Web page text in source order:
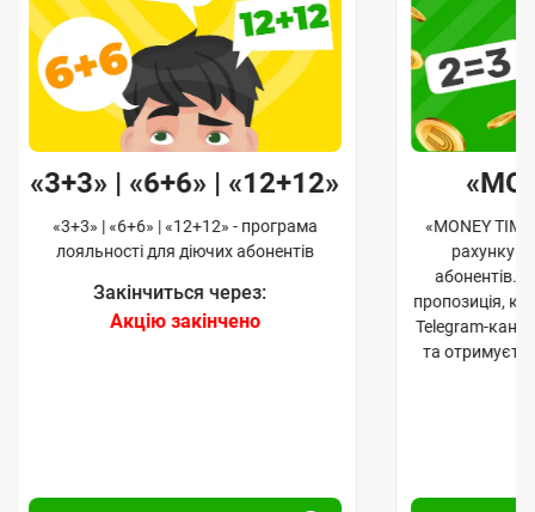
«3+3» | «6+6» | «12+12»
«3+3» | «6+6» | «12+12» - програма
лояльності для діючих абонентів
Закінчиться через:
Акцію закінчено
«MONEY
рахунку
абонентів.
пропозиція,
Telegram-
та